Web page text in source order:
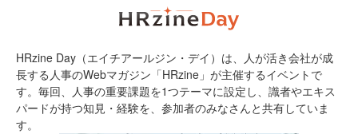
HRzine Day（エイチアールジン・デイ）は、人が活き会社が成
長する人事のWebマガジン「HRzine」が主催するイベントで
す。毎回、人事の重要課題を1つテーマに設定し、識者やエキス
パードが持つ知見・経験を、参加者のみなさんと共有していま
す。